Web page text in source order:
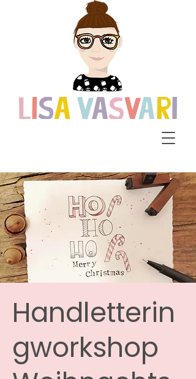
Handletterin
gworkshop